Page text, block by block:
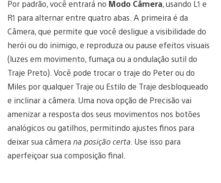
Por padrão, você entrará no Modo Câmera, usando L1 e
R1 para alternar entre quatro abas. A primeira é da
Câmera, que permite que você desligue a visibilidade do
herói ou do inimigo, e reproduza ou pause efeitos visuais
(luzes em movimento, fumaça ou a ondulação sutil do
Traje Preto). Você pode trocar o traje do Peter ou do
Miles por qualquer Traje ou Estilo de Traje desbloqueado
e inclinar a câmera. Uma nova opção de Precisão vai
amenizar a resposta dos seus movimentos nos botões
analógicos ou gatilhos, permitindo ajustes finos para
deixar sua câmerana posição certa. Use isso para
aperfeiçoar sua composição final.